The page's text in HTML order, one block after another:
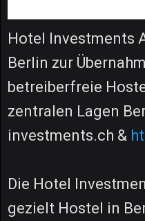
Hotel Investments
Berlin zur
betreiberfreie
zentralen Lagen
investments.ch &
Die Hotel
gezielt Hostel in